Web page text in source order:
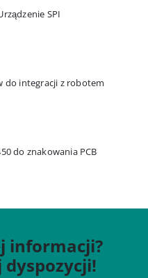
SPI
do integracji z robotem
do znakowania PCB
informacji?
dyspozycji!